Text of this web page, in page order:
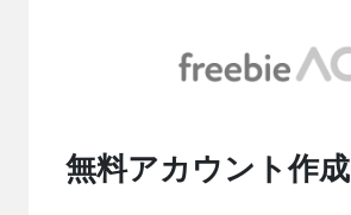
無料アカウント作成